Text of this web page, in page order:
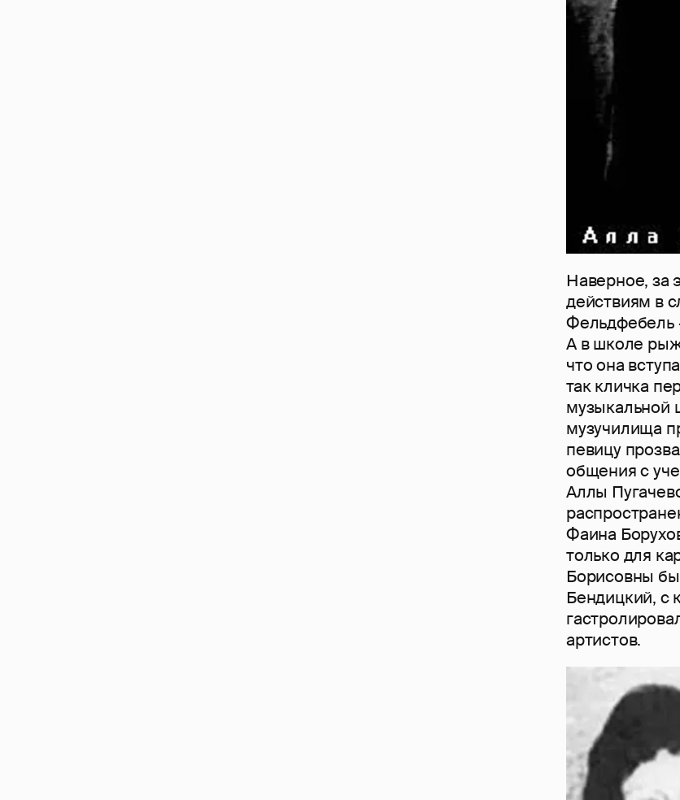
Наверное, за
действиям в
Фельдфебель
А в школе
что она
так кличка
музыкальной
музучилища
певицу
общения с
Аллы
Фаина
только для
Борисовны
Бендицкий, с
артистов.